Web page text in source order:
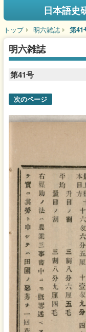
日本語史
トップ 明六雑誌 第41
明六雑誌
第41号
次のページ